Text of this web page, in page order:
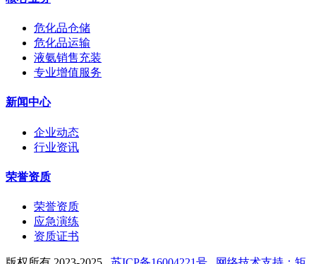
危化品仓储
危化品运输
液氨销售充装
专业增值服务
新闻中心
企业动态
行业资讯
荣誉资质
荣誉资质
应急演练
资质证书